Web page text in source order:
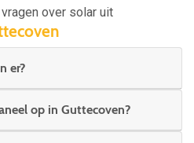
over solar uit
er?
op in Guttecoven?